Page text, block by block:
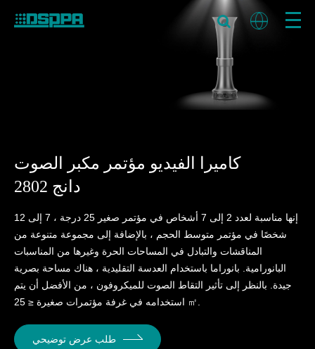
كاميرا الفيديو مؤتمر مكبر الصوت
دانج 2802
إنها مناسبة لعدد 2 إلى 7 أشخاص في مؤتمر صغير 25 درجة ، 7 إلى 12
شخصًا في مؤتمر متوسط الحجم ، بالإضافة إلى مجموعة متنوعة من
المناقشات والتبادل في المساحات الحرة وغيرها من المناسبات
البانورامية. بانوراما باستخدام العدسة التقليدية ، هناك مساحة بصرية
جيدة. بالنظر إلى تأثير التقاط الصوت للميكروفون ، من الأفضل أن يتم
استخدامه في غرفة مؤتمرات صغيرة ≤ 25 ㎡.
طلب عرض توضيحي